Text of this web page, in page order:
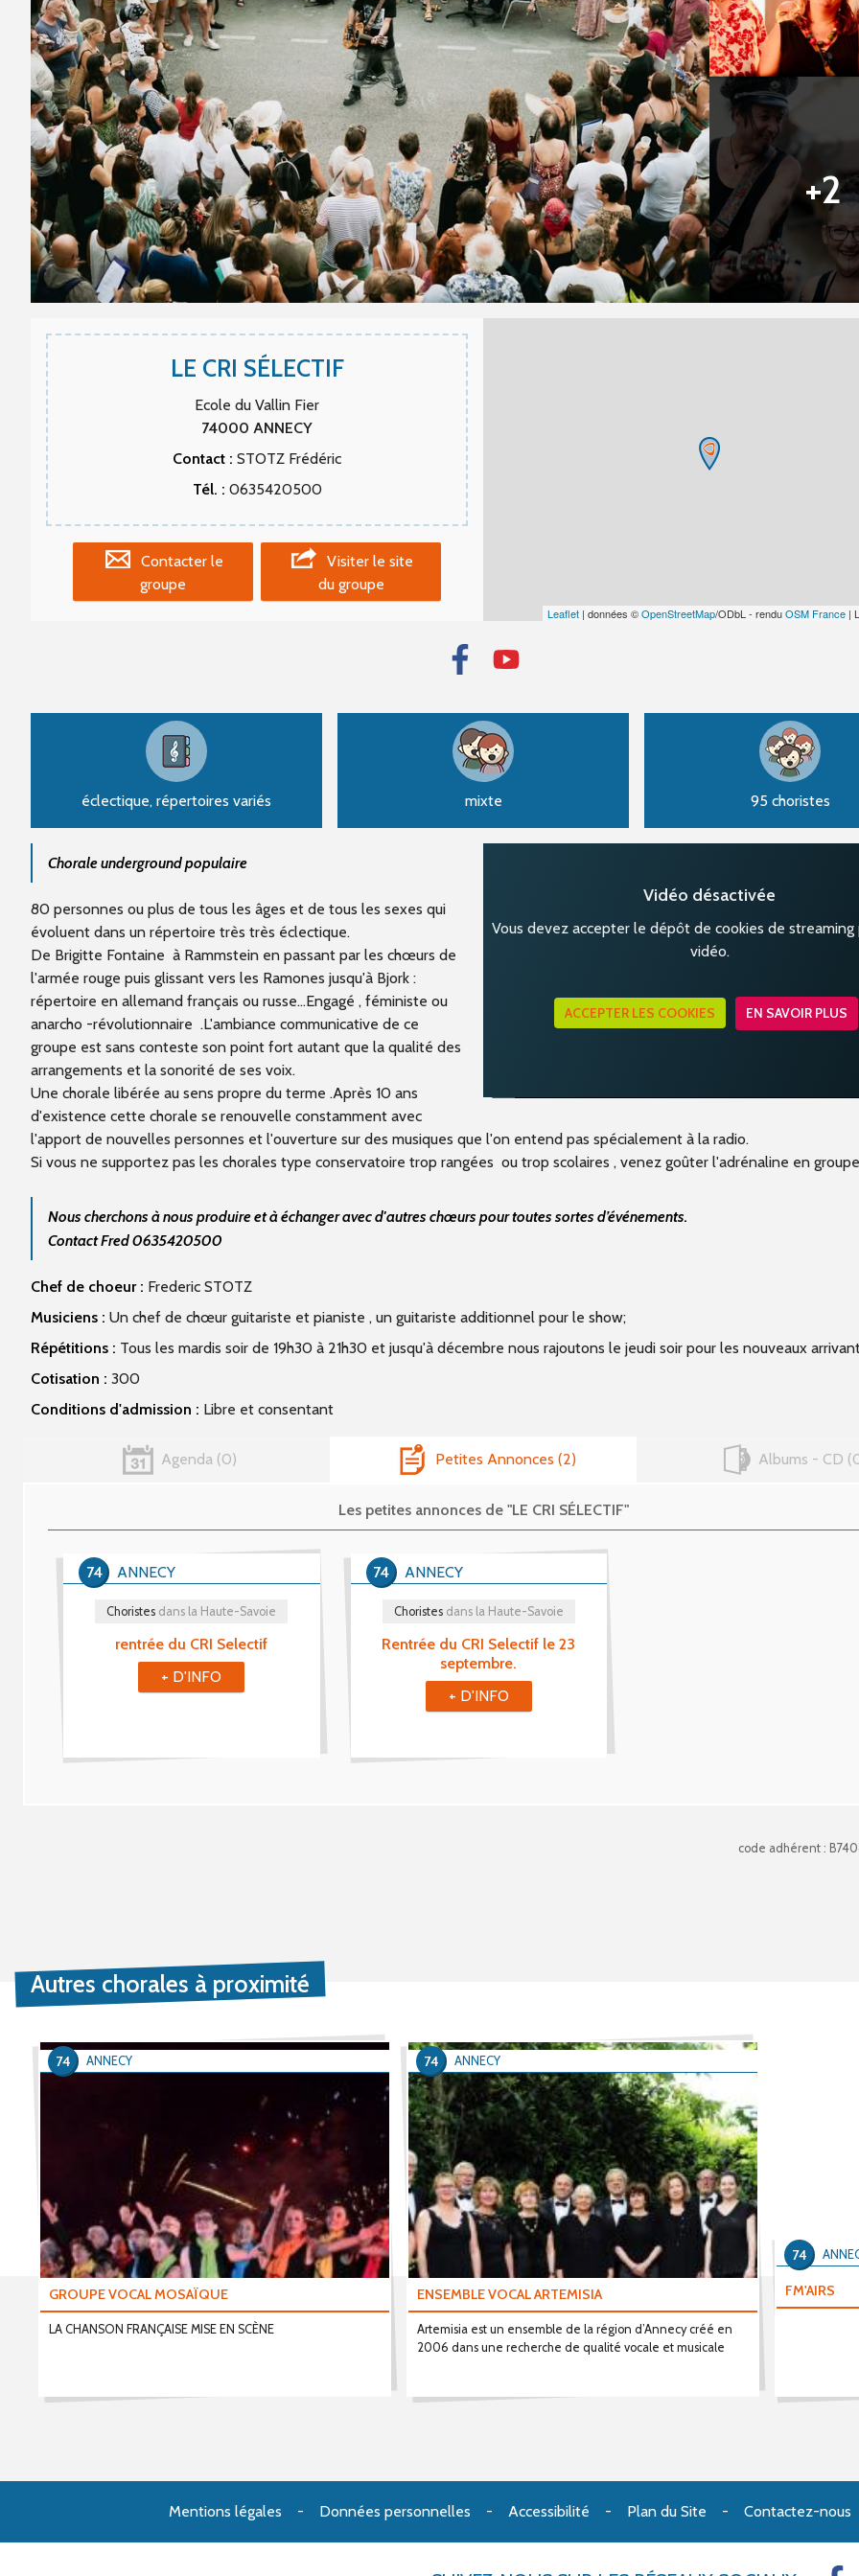
LE CRI SÉLECTIF
Ecole du Vallin Fier
74000 ANNECY
Contact : STOTZ Frédéric
Tél. : 0635420500
Contacter le
groupe
Visiter le site
du groupe
Leaflet | données ©OpenStreetMap/ODbL - renduOSM France |
éclectique, répertoires variés mixte 95 choristes
Vidéo désactivée
Vous devez accepter le dépôt de cookies de streaming
vidéo.
ACCEPTER LES COOKIES EN SAVOIR PLUS
Chorale underground populaire
80 personnes ou plus de tous les âges et de tous les sexes qui
évoluent dans un répertoire très très éclectique.
De Brigitte Fontaine à Rammstein en passant par les chœurs de
l'armée rouge puis glissant vers les Ramones jusqu'à Bjork :
répertoire en allemand français ou russe...Engagé , féministe ou
anarcho -révolutionnaire .L'ambiance communicative de ce
groupe est sans conteste son point fort autant que la qualité des
arrangements et la sonorité de ses voix.
Une chorale libérée au sens propre du terme .Après 10 ans
d'existence cette chorale se renouvelle constamment avec
l'apport de nouvelles personnes et l'ouverture sur des musiques que l'on entend pas spécialement à la radio.
Si vous ne supportez pas les chorales type conservatoire trop rangées ou trop scolaires , venez goûter l'adrénaline en
Nous cherchons à nous produire et à échanger avec d'autres chœurs pour toutes sortes d’événements.
Contact Fred 0635420500
Chef de choeur : Frederic STOTZ
Musiciens : Un chef de chœur guitariste et pianiste , un guitariste additionnel pour le show;
Répétitions : Tous les mardis soir de 19h30 à 21h30 et jusqu'à décembre nous rajoutons le jeudi soir pour les nouveaux
Cotisation : 300
Conditions d'admission : Libre et consentant
Agenda 0 Petites Annonces 2
Les petites annonces de "LE CRI SÉLECTIF"
rentrée du CRI Selectif
Choristes dans la Haute-Savoie
ANNECY
74
+ D'INFO
Rentrée du CRI Selectif le 23
septembre.
Choristesdans la Haute-Savoie
ANNECY
74
+ D'INFO
Albums - CD
code adhérent :
Autres chorales à proximité
GROUPE VOCAL MOSAÏQUE
LA CHANSON FRANÇAISE MISE EN SCÈNE
ANNECY
74
ENSEMBLE VOCAL ARTEMISIA
Artemisia est un ensemble de la région d’Annecy créé en
2006 dans une recherche de qualité vocale et musicale
ANNECY
74
FM'AIRS
74
Mentions légales Données personnelles Accessibilité Plan du Site Contactez-nous